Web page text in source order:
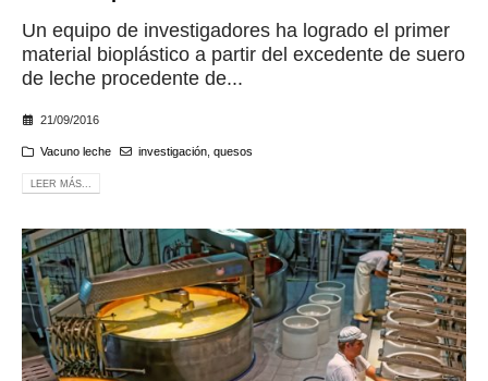
Un equipo de investigadores ha logrado el primer
material bioplástico a partir del excedente de suero
de leche procedente de...
21/09/2016
Vacuno leche investigación, quesos
LEER MÁS...